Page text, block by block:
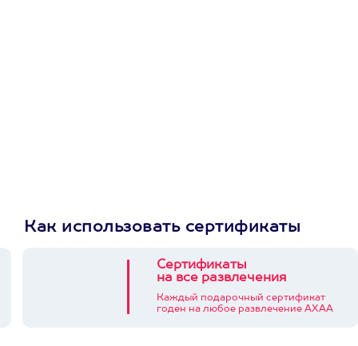
Как использовать сертификаты
Сертификаты
на все развлечения
Каждый подарочный сертификат
годен на любое развлечение АХАА